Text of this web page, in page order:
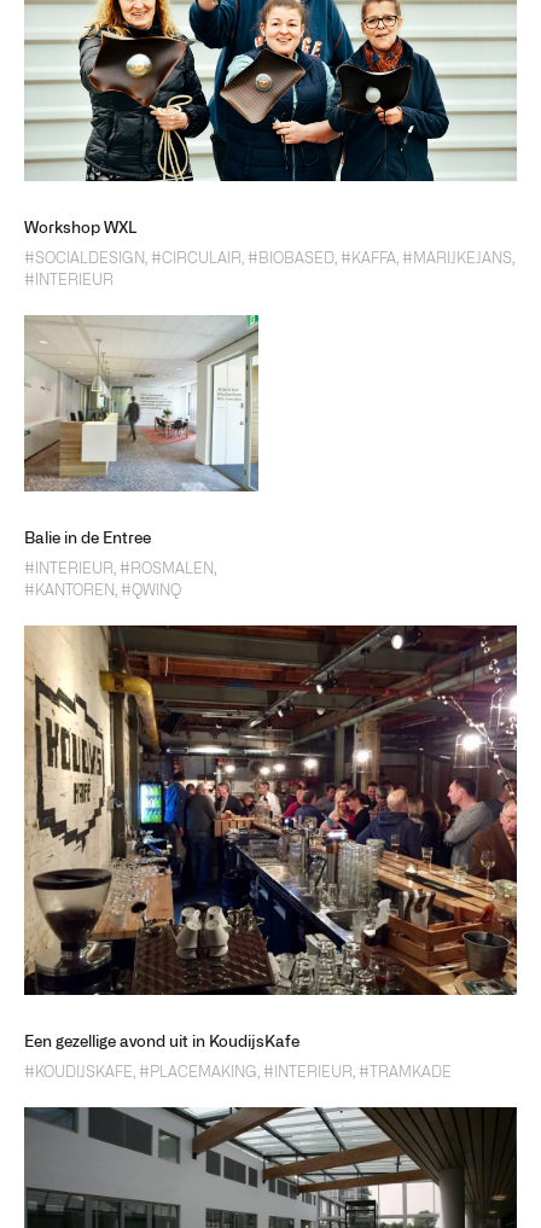
Workshop WXL
#SOCIALDESIGN #CIRCULAIR #BIOBASED #KAFFA #MARIJKEJANS
#INTERIEUR
Balie in de Entree
#INTERIEUR #ROSMALEN
#KANTOREN
#QWINQ
Een gezellige avond uit in KoudijsKafe
#KOUDIJSKAFE #PLACEMAKING #INTERIEUR #TRAMKADE